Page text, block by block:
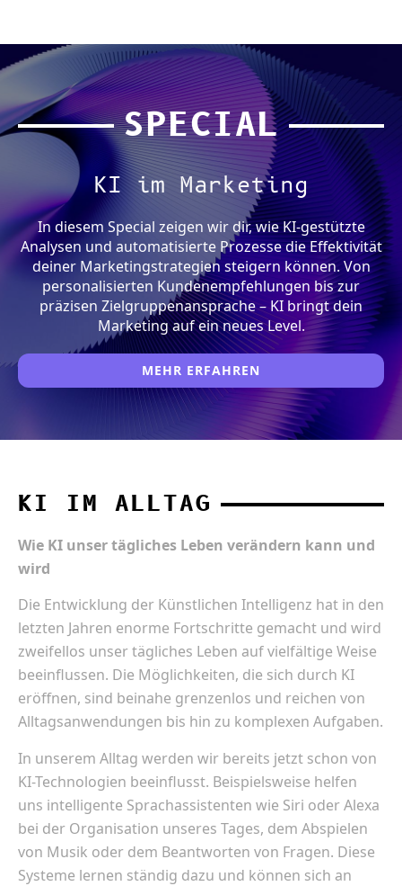
SPECIAL
KI im Marketing
In diesem Special zeigen wir dir, wie KI-gestützte
Analysen und automatisierte Prozesse die Effektivität
deiner Marketingstrategien steigern können. Von
personalisierten Kundenempfehlungen bis zur
präzisen Zielgruppenansprache – KI bringt dein
Marketing auf ein neues Level.
MEHR ERFAHREN
KI IM ALLTAG
Wie KI unser tägliches Leben verändern kann und
wird
Die Entwicklung der Künstlichen Intelligenz hat in den
letzten Jahren enorme Fortschritte gemacht und wird
zweifellos unser tägliches Leben auf vielfältige Weise
beeinflussen. Die Möglichkeiten, die sich durch KI
eröffnen, sind beinahe grenzenlos und reichen von
Alltagsanwendungen bis hin zu komplexen Aufgaben.
In unserem Alltag werden wir bereits jetzt schon von
KI-Technologien beeinflusst. Beispielsweise helfen
uns intelligente Sprachassistenten wie Siri oder Alexa
bei der Organisation unseres Tages, dem Abspielen
von Musik oder dem Beantworten von Fragen. Diese
Systeme lernen ständig dazu und können sich an